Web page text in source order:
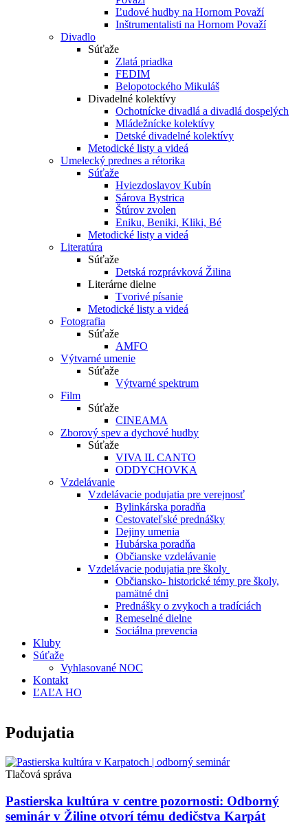
Ľudové hudby na Hornom Považí
Inštrumentalisti na Hornom Považí
Divadlo
Súťaže
Zlatá priadka
FEDIM
Belopotockého Mikuláš
Divadelné kolektívy
Ochotnícke divadlá a divadlá dospelých
Mládežnícke kolektívy
Detské divadelné kolektívy
Metodické listy a videá
Umelecký prednes a rétorika
Súťaže
Hviezdoslavov Kubín
Sárova Bystrica
Štúrov zvolen
Eniku, Beniki, Kliki, Bé
Metodické listy a videá
Literatúra
Súťaže
Detská rozprávková Žilina
Literárne dielne
Tvorivé písanie
Metodické listy a videá
Fotografia
Súťaže
AMFO
Výtvarné umenie
Súťaže
Výtvarné spektrum
Film
Súťaže
CINEAMA
Zborový spev a dychové hudby
Súťaže
VIVA IL CANTO
ODDYCHOVKA
Vzdelávanie
Vzdelávacie podujatia pre verejnosť
Bylinkárska poradňa
Cestovateľské prednášky
Dejiny umenia
Hubárska poradňa
Občianske vzdelávanie
Vzdelávacie podujatia pre školy
Občiansko- historické témy pre školy,
pamätné dni
Prednášky o zvykoch a tradíciách
Remeselné dielne
Sociálna prevencia
Kluby
Súťaže
Vyhlasované NOC
Kontakt
ĽAĽA HO
Podujatia
Tlačová správa
Pastierska kultúra v centre pozornosti: Odborný
seminár v Žiline otvorí tému dedičstva Karpát